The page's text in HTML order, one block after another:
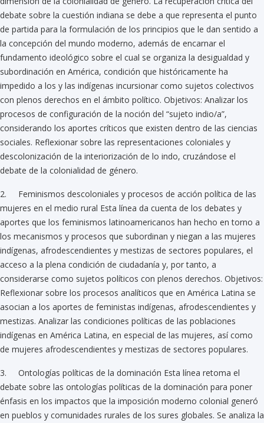
debate sobre la cuestión indiana se debe a que representa el punto
de partida para la formulación de los principios que le dan sentido a
la concepción del mundo moderno, además de encarnar el
fundamento ideológico sobre el cual se organiza la desigualdad y
subordinación en América, condición que históricamente ha
impedido a los y las indígenas incursionar como sujetos colectivos
con plenos derechos en el ámbito político. Objetivos: Analizar los
procesos de configuración de la noción del “sujeto indio/a”,
considerando los aportes críticos que existen dentro de las ciencias
sociales. Reflexionar sobre las representaciones coloniales y
descolonización de la interiorización de lo indo, cruzándose el
debate de la colonialidad de género.
2. Feminismos descoloniales y procesos de acción política de las
mujeres en el medio rural Esta línea da cuenta de los debates y
aportes que los feminismos latinoamericanos han hecho en torno a
los mecanismos y procesos que subordinan y niegan a las mujeres
indígenas, afrodescendientes y mestizas de sectores populares, el
acceso a la plena condición de ciudadanía y, por tanto, a
considerarse como sujetos políticos con plenos derechos. Objetivos:
Reflexionar sobre los procesos analíticos que en América Latina se
asocian a los aportes de feministas indígenas, afrodescendientes y
mestizas. Analizar las condiciones políticas de las poblaciones
indígenas en América Latina, en especial de las mujeres, así como
de mujeres afrodescendientes y mestizas de sectores populares.
3. Ontologías políticas de la dominación Esta línea retoma el
debate sobre las ontologías políticas de la dominación para poner
énfasis en los impactos que la imposición moderno colonial generó
en pueblos y comunidades rurales de los sures globales. Se analiza la